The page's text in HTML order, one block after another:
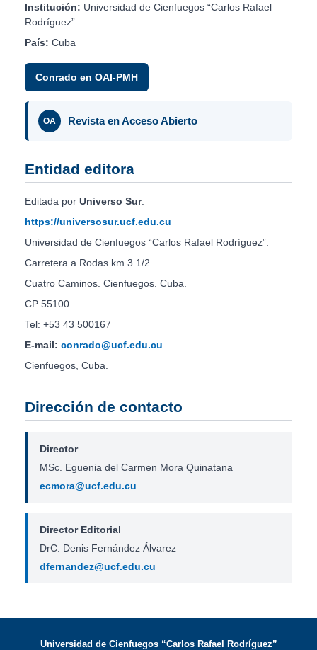
Institución: Universidad de Cienfuegos “Carlos Rafael
Rodríguez”
País: Cuba
Conrado en OAI-PMH
OA Revista en Acceso Abierto
Entidad editora
Editada por Universo Sur.
https://universosur.ucf.edu.cu
Universidad de Cienfuegos “Carlos Rafael Rodríguez”.
Carretera a Rodas km 3 1/2.
Cuatro Caminos. Cienfuegos. Cuba.
CP 55100
Tel: +53 43 500167
E-mail: conrado@ucf.edu.cu
Cienfuegos, Cuba.
Dirección de contacto
Director
MSc. Eguenia del Carmen Mora Quinatana
ecmora@ucf.edu.cu
Director Editorial
DrC. Denis Fernández Álvarez
dfernandez@ucf.edu.cu
Universidad de Cienfuegos “Carlos Rafael Rodríguez”